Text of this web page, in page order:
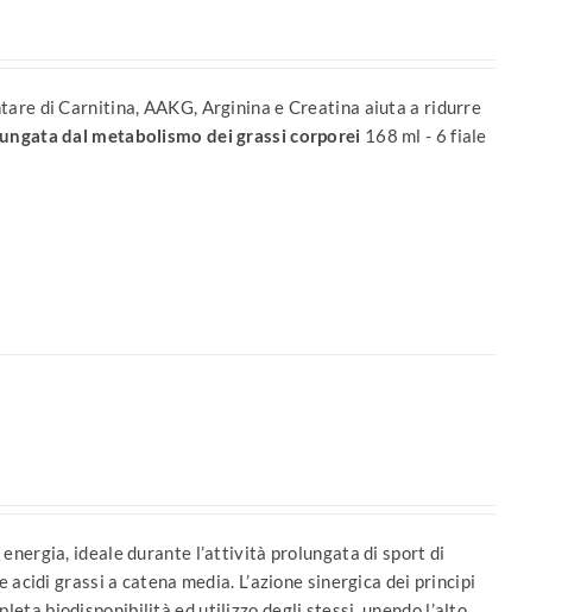
di Carnitina, AAKG, Arginina e Creatina aiuta a ridurre
dal metabolismo dei grassi corporei 168 ml - 6 fiale
ideale durante l’attività prolungata di sport di
grassi a catena media. L’azione sinergica dei principi